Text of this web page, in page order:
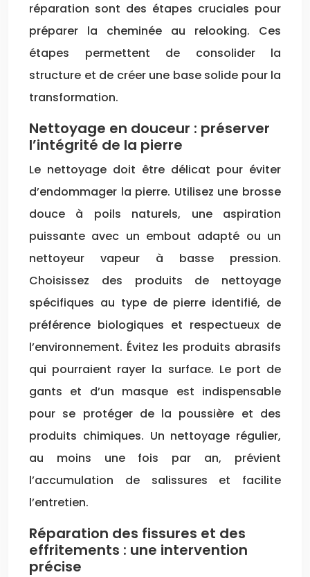
réparation sont des étapes cruciales pour
préparer la cheminée au relooking. Ces
étapes permettent de consolider la
structure et de créer une base solide pour la
transformation.
Nettoyage en douceur : préserver
l’intégrité de la pierre
Le nettoyage doit être délicat pour éviter
d’endommager la pierre. Utilisez une brosse
douce à poils naturels, une aspiration
puissante avec un embout adapté ou un
nettoyeur vapeur à basse pression.
Choisissez des produits de nettoyage
spécifiques au type de pierre identifié, de
préférence biologiques et respectueux de
l’environnement. Évitez les produits abrasifs
qui pourraient rayer la surface. Le port de
gants et d’un masque est indispensable
pour se protéger de la poussière et des
produits chimiques. Un nettoyage régulier,
au moins une fois par an, prévient
l’accumulation de salissures et facilite
l’entretien.
Réparation des fissures et des
effritements : une intervention
précise